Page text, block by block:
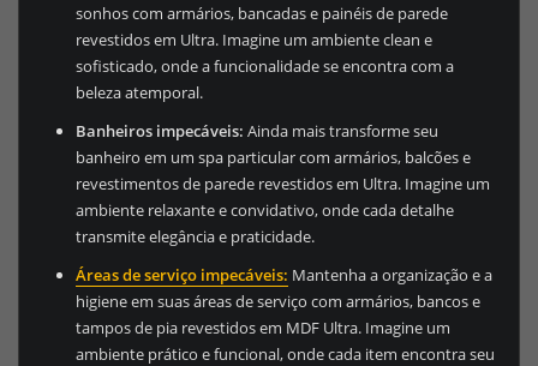
sonhos com armários, bancadas e painéis de parede
revestidos em Ultra. Imagine um ambiente clean e
sofisticado, onde a funcionalidade se encontra com a
beleza atemporal.
Banheiros impecáveis: Ainda mais transforme seu
banheiro em um spa particular com armários, balcões e
revestimentos de parede revestidos em Ultra. Imagine um
ambiente relaxante e convidativo, onde cada detalhe
transmite elegância e praticidade.
Áreas de serviço impecáveis: Mantenha a organização e a
higiene em suas áreas de serviço com armários, bancos e
tampos de pia revestidos em MDF Ultra. Imagine um
ambiente prático e funcional, onde cada item encontra seu